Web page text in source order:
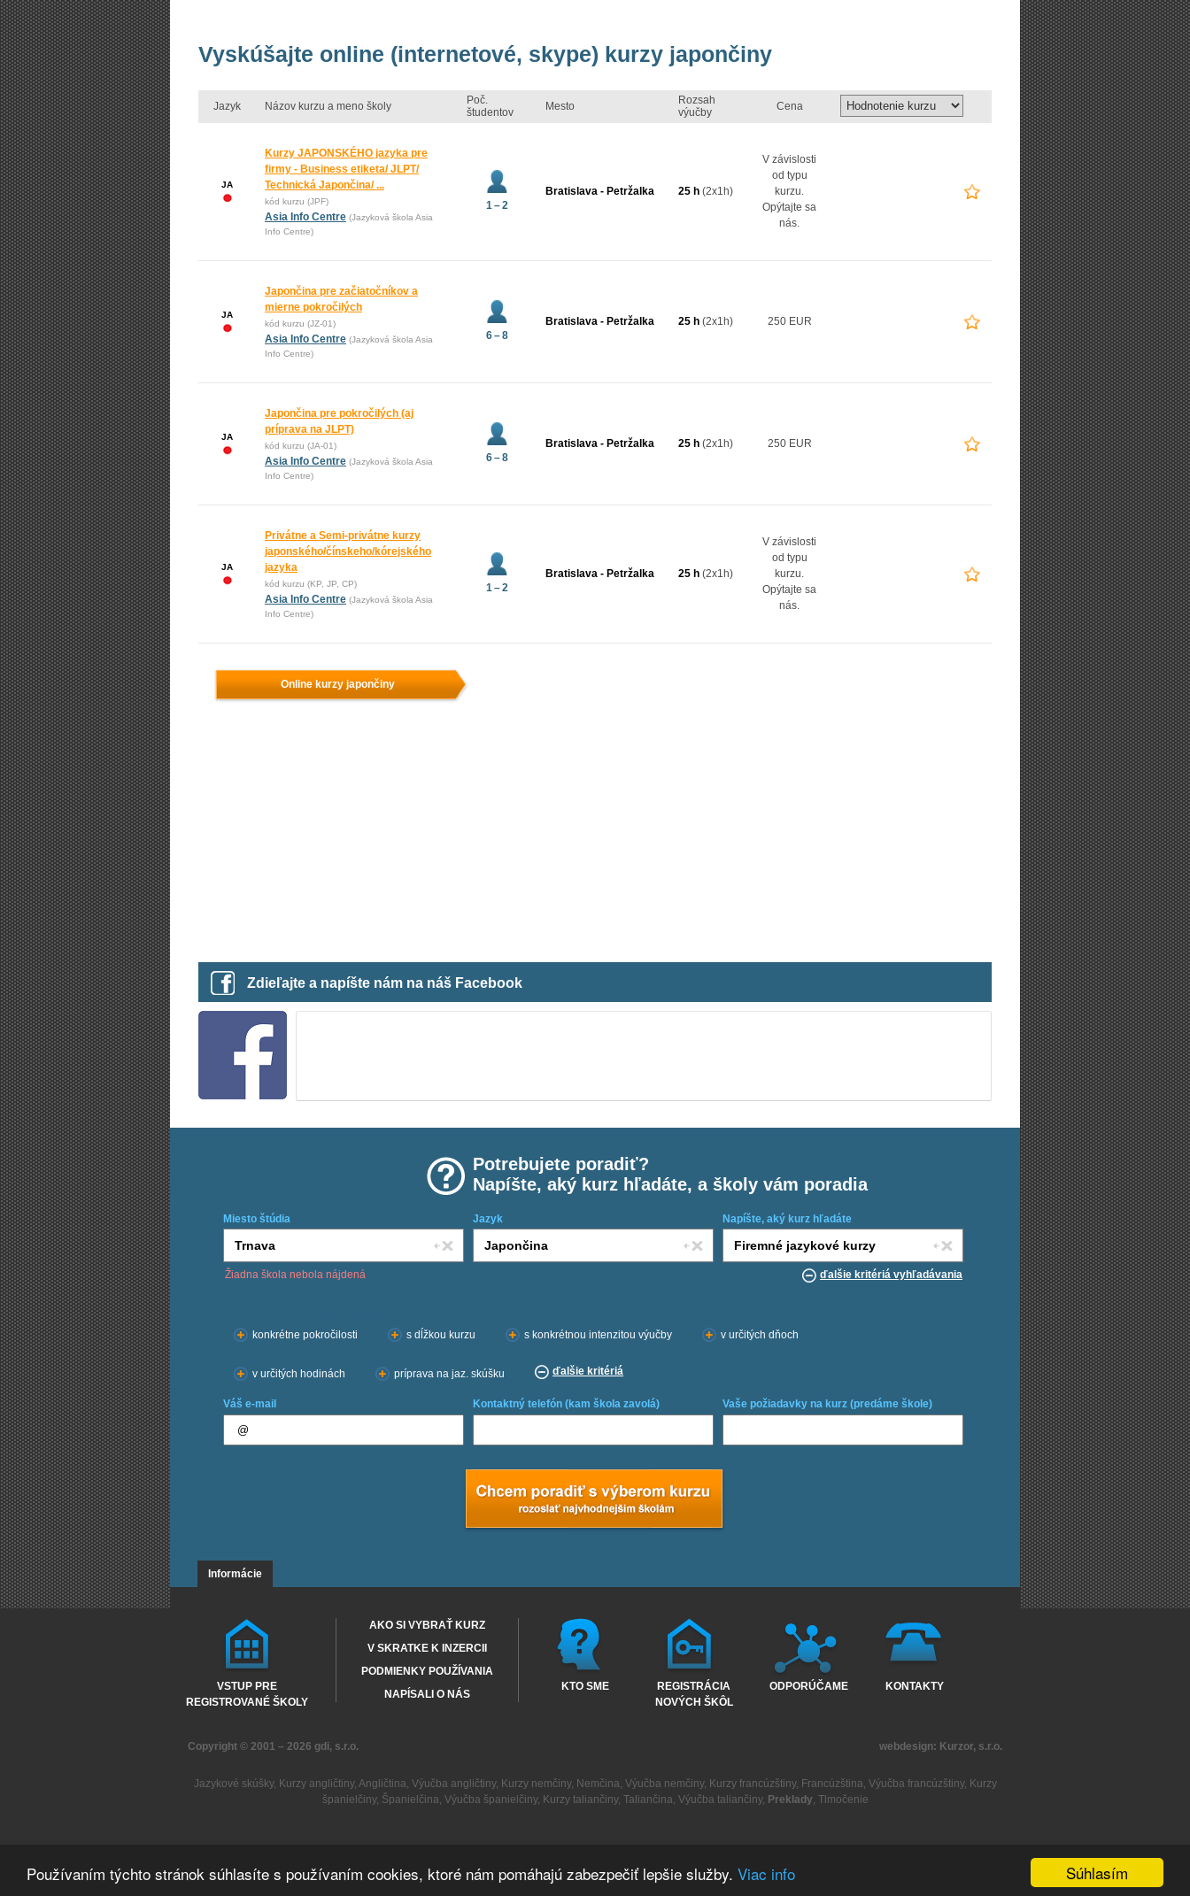
Súhlasím
Používaním týchto stránok súhlasíte s používaním cookies, ktoré nám pomáhajú zabezpečiť lepšie služby. Viac info
Vyskúšajte online (internetové, skype) kurzy japončiny
Jazyk Názov kurzu a meno školy
Poč.
študentov
Mesto
Rozsah
výučby
Cena
JA
Kurzy JAPONSKÉHO jazyka pre
firmy - Business etiketa/ JLPT/
Technická Japončina/ ...
kód kurzu (JPF)
Asia Info Centre (Jazyková škola Asia
Info Centre)
1 – 2
Bratislava - Petržalka 25 h (2x1h)
V závislosti
od typu
kurzu.
Opýtajte sa
nás.
JA
Japončina pre začiatočníkov a
mierne pokročilých
kód kurzu (JZ-01)
Asia Info Centre (Jazyková škola Asia
Info Centre)
6 – 8
Bratislava - Petržalka 25 h (2x1h) 250 EUR
JA
Japončina pre pokročilých (aj
príprava na JLPT)
kód kurzu (JA-01)
Asia Info Centre (Jazyková škola Asia
Info Centre)
6 – 8
Bratislava - Petržalka 25 h (2x1h) 250 EUR
JA
Privátne a Semi-privátne kurzy
japonského/čínskeho/kórejského
jazyka
kód kurzu (KP, JP, CP)
Asia Info Centre (Jazyková škola Asia
Info Centre)
1 – 2
Bratislava - Petržalka 25 h (2x1h)
V závislosti
od typu
kurzu.
Opýtajte sa
nás.
Online kurzy japončiny
Zdieľajte a napíšte nám na náš Facebook
Potrebujete poradiť?
Napíšte, aký kurz hľadáte, a školy vám poradia
Miesto štúdia Jazyk Napíšte, aký kurz hľadáte
Žiadna škola nebola nájdená ďalšie kritériá vyhľadávania
konkrétne pokročilosti
s dĺžkou kurzu s konkrétnou intenzitou výučby v určitých dňoch
v určitých hodinách príprava na jaz. skúšku ďalšie kritériá
Váš e-mail Kontaktný telefón (kam škola zavolá) Vaše požiadavky na kurz (predáme škole)
Informácie
VSTUP PRE
REGISTROVANÉ ŠKOLY
AKO SI VYBRAŤ KURZ
V SKRATKE K INZERCII
PODMIENKY POUŽÍVANIA
NAPÍSALI O NÁS
KTO SME
REGISTRÁCIA
NOVÝCH ŠKÔL
ODPORÚČAME KONTAKTY
Copyright © 2001 – 2026 gdi, s.r.o. webdesign: Kurzor, s.r.o.
Jazykové skúšky, Kurzy angličtiny, Angličtina, Výučba angličtiny, Kurzy nemčiny, Nemčina, Výučba nemčiny, Kurzy francúzštiny, Francúzština, Výučba francúzštiny, Kurzy
španielčiny, Španielčina, Výučba španielčiny, Kurzy taliančiny, Taliančina, Výučba taliančiny, Preklady, Tlmočenie